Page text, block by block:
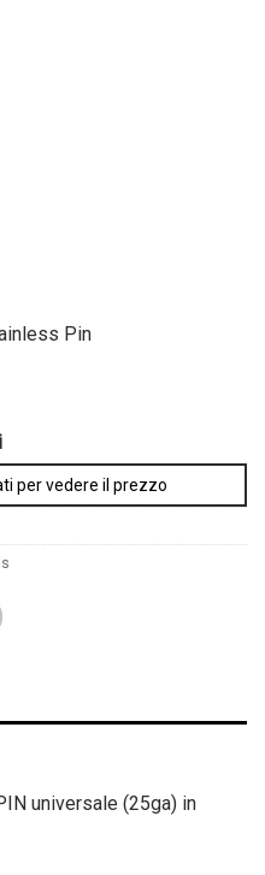
Pin
per vedere il prezzo
universale (25ga) in